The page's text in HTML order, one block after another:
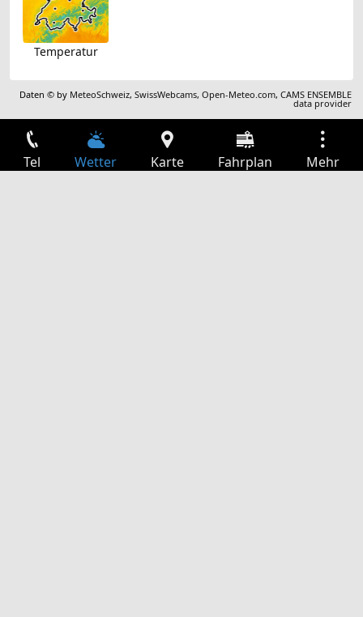
Temperatur
Daten © by MeteoSchweiz,SwissWebcams,Open-Meteo.com,CAMS ENSEMBLE
data provider
Tel Wetter Karte Fahrplan Mehr